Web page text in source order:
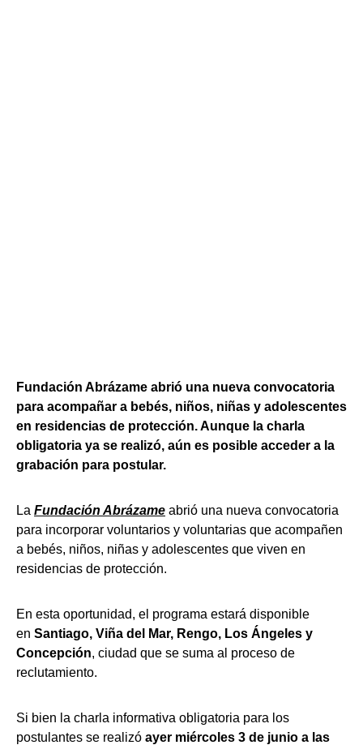
Fundación Abrázame abrió una nueva convocatoria
para acompañar a bebés, niños, niñas y adolescentes
en residencias de protección. Aunque la charla
obligatoria ya se realizó, aún es posible acceder a la
grabación para postular.
La Fundación Abrázame abrió una nueva convocatoria
para incorporar voluntarios y voluntarias que acompañen
a bebés, niños, niñas y adolescentes que viven en
residencias de protección.
En esta oportunidad, el programa estará disponible
en Santiago, Viña del Mar, Rengo, Los Ángeles y
Concepción, ciudad que se suma al proceso de
reclutamiento.
Si bien la charla informativa obligatoria para los
postulantes se realizó ayer miércoles 3 de junio a las